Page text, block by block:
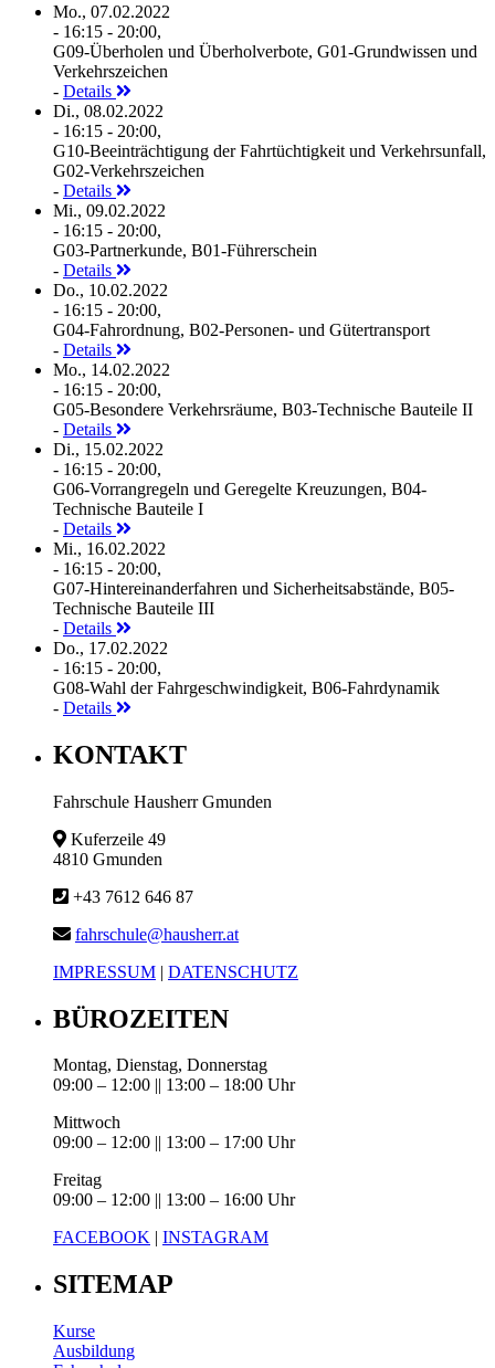
Mo., 07.02.2022
- 16:15 - 20:00,
G09-Überholen und Überholverbote, G01-Grundwissen und
Verkehrszeichen
- Details
Di., 08.02.2022
- 16:15 - 20:00,
G10-Beeinträchtigung der Fahrtüchtigkeit und Verkehrsunfall,
G02-Verkehrszeichen
- Details
Mi., 09.02.2022
- 16:15 - 20:00,
G03-Partnerkunde, B01-Führerschein
- Details
Do., 10.02.2022
- 16:15 - 20:00,
G04-Fahrordnung, B02-Personen- und Gütertransport
- Details
Mo., 14.02.2022
- 16:15 - 20:00,
G05-Besondere Verkehrsräume, B03-Technische Bauteile II
- Details
Di., 15.02.2022
- 16:15 - 20:00,
G06-Vorrangregeln und Geregelte Kreuzungen, B04-
Technische Bauteile I
- Details
Mi., 16.02.2022
- 16:15 - 20:00,
G07-Hintereinanderfahren und Sicherheitsabstände, B05-
Technische Bauteile III
- Details
Do., 17.02.2022
- 16:15 - 20:00,
G08-Wahl der Fahrgeschwindigkeit, B06-Fahrdynamik
- Details
KONTAKT
Fahrschule Hausherr Gmunden
Kuferzeile 49
4810 Gmunden
+43 7612 646 87
fahrschule@hausherr.at
IMPRESSUM | DATENSCHUTZ
BÜROZEITEN
Montag, Dienstag, Donnerstag
09:00 – 12:00 || 13:00 – 18:00 Uhr
Mittwoch
09:00 – 12:00 || 13:00 – 17:00 Uhr
Freitag
09:00 – 12:00 || 13:00 – 16:00 Uhr
FACEBOOK | INSTAGRAM
SITEMAP
Kurse
Ausbildung